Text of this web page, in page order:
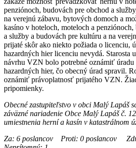
penziónoch, budovách pre obchod a
na verejnú zábavu, bytových domoch a
kasíno v hoteloch, moteloch a
a služby a budovách pre kultúru a na
prijaté skôr ako niekto požiada o licenciu,
hazardných hier licenciu nevydá. Starosta
návrhu VZN bolo potrebné oznámiť úradu
hazardných hier, čo obecný úrad spravil.
oznámiť právoplatnosť prijatého VZN.
pripomienky.
Obecné zastupiteľstvo v obci Malý Lapáš
záväzné nariadenie Obce Malý Lapáš č.
umiestnenia herní a kasín v katastrálnom
Za: 6 poslancov Proti: 0 poslancov